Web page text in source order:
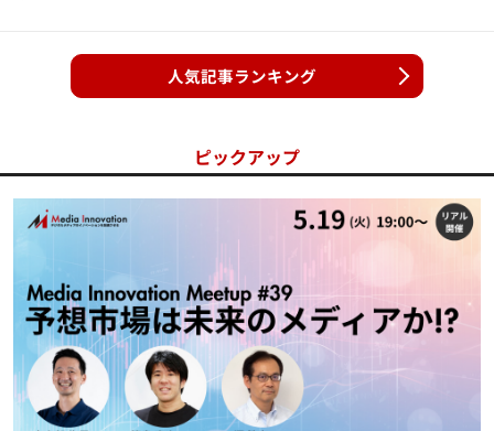
人気記事ランキング
ピックアップ